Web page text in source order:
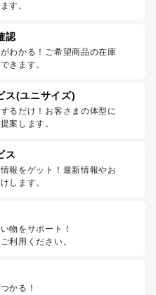
す。
認
わかる！ご希望商品の在庫
きます。
ス(ユニサイズ)
るだけ！お客さまの体型に
案します。
ス
報をゲット！最新情報やお
します。
物をサポート！
利用ください。
かる！